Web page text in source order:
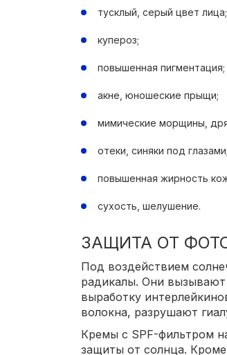
тусклый, серый цвет лица;
купероз;
повышенная пигментация;
акне, юношеские прыщи;
мимические морщины,
отеки, синяки под глазами;
повышенная жирность
сухость, шелушение.
ЗАЩИТА ОТ
Под воздействием
радикалы. Они вызывают
выработку
волокна, разрушают
Кремы с SPF-фильтром
защиты от солнца.